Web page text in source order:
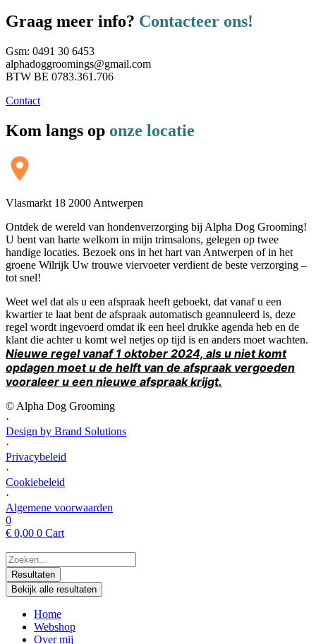
Graag meer info? Contacteer ons!
Gsm: 0491 30 6453
alphadoggroomings@gmail.com
BTW BE 0783.361.706
Contact
Kom langs op onze locatie
Vlasmarkt 18 2000 Antwerpen
Ontdek de wereld van hondenverzorging bij Alpha Dog Grooming!
U bent van harte welkom in mijn trimsalons, gelegen op twee
handige locaties. Bezoek ons in het hart van Antwerpen of in het
groene Wilrijk Uw trouwe viervoeter verdient de beste verzorging –
tot snel!
Weet wel dat als u een afspraak heeft geboekt, dat vanaf u een
kwartier te laat bent de afspraak automatisch geannuleerd is, deze
regel wordt ingevoerd omdat ik een heel drukke agenda heb en de
klant die achter u komt wel netjes op tijd is en anders moet wachten.
Nieuwe regel vanaf 1 oktober 2024, als u niet komt
opdagen moet u de helft van de afspraak vergoeden
vooraleer u een nieuwe afspraak krijgt.
© Alpha Dog Grooming
·
Design by Brand Solutions
·
Privacybeleid
·
Cookiebeleid
·
Algemene voorwaarden
0
€ 0,00 0 Cart
Search
...Resultaten
Bekijk alle resultaten
Home
Webshop
Over mij